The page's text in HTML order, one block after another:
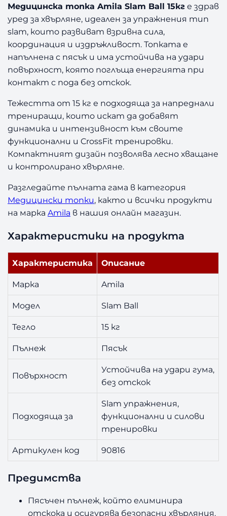
п
к
а
A
m
i
S
m
B
a
1
5
к
Медицинска топка Amila Slam Ball 15кг е здрав
уред за хвърляне, идеален за упражнения тип
slam, които развиват взривна сила,
координация и издръжливост. Топката е
напълнена с пясък и има устойчива на удари
повърхност, която поглъща енергията при
контакт с пода без отскок.
Тежестта от 15 кг е подходяща за напреднали
трениращи, които искат да добавят
динамика и интензивност към своите
функционални и CrossFit тренировки.
Компактният дизайн позволява лесно хващане
и контролирано хвърляне.
Разгледайте пълната гама в категория
Медицински топки, както и всички продукти
на маркаAmila в нашия онлайн магазин.
Характеристики на продукта
Характеристика Описание
Марка Amila
Модел Slam Ball
Тегло 15 кг
Пълнеж Пясък
Повърхност
Устойчива на удари гума,
без отскок
Подходяща за
Slam упражнения,
функционални и силови
тренировки
Артикулен код 90816
Предимства
Пясъчен пълнеж, който елиминира
отскока и осигурява безопасни хвърляния.